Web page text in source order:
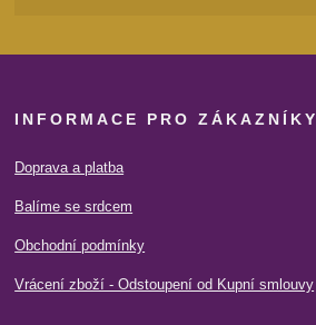
INFORMACE PRO ZÁKAZNÍKY
Doprava a platba
Balíme se srdcem
Obchodní podmínky
Vrácení zboží - Odstoupení od Kupní smlouvy